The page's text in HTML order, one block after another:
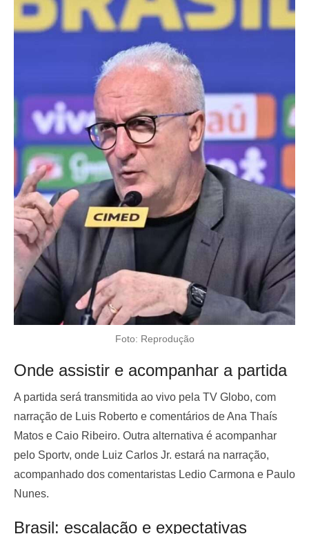
Foto: Reprodução
Onde assistir e acompanhar a partida
A partida será transmitida ao vivo pela TV Globo, com
narração de Luis Roberto e comentários de Ana Thaís
Matos e Caio Ribeiro. Outra alternativa é acompanhar
pelo Sportv, onde Luiz Carlos Jr. estará na narração,
acompanhado dos comentaristas Ledio Carmona e Paulo
Nunes.
Brasil: escalação e expectativas